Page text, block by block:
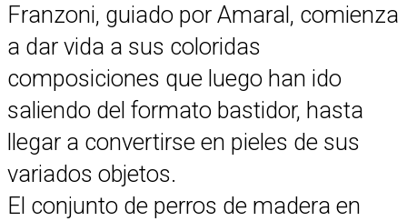
Franzoni, guiado por Amaral, comienza
a dar vida a sus coloridas
composiciones que luego han ido
saliendo del formato bastidor, hasta
llegar a convertirse en pieles de sus
variados objetos.
El conjunto de perros de madera en